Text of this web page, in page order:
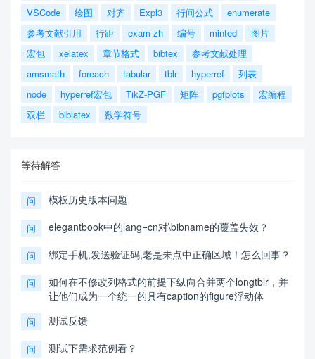
VSCode
绘图 对齐 Expl3 行间公式
enumerate
参考文献引用
行距 exam-zh 编号 minted
图片
宏包
xelatex 章节格式 bibtex
参考文献处理
amsmath
foreach tabular tblr hyperref
列表
node
hyperref宏包 TikZ-PGF 矩阵 pgfplots
宏编程
双栏
biblatex 数学符号
等待解答
问 模板历史版本问题
问 elegantbook中的lang=cn对\bibname的覆盖失效？
问 绑定手机,发送验证码,老是未点中正确区域！怎么回事？
问
如何在不修改列格式的前提下纵向合并两个longtblr，并
让他们成为一个统一的具有caption的figure浮动体
问 测试反馈
问 测试下需求范例看？